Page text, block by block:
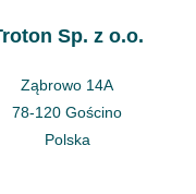
Sp. z o.o.
Ząbrowo 14A
78-120 Gościno
Polska